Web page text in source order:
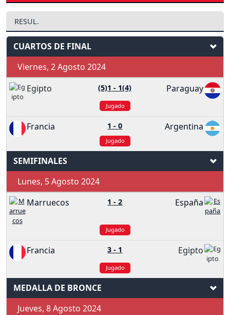
RESUL.
CUARTOS DE FINAL
Viernes, 2 Agosto 2024
Egipto
(5)1 - 1(4) Paraguay
Jugado
Francia 1 -0 Argentina
Jugado
SEMIFINALES
Lunes, 5 Agosto 2024
Marruecos
1 -2 España
Jugado
Francia 3 - 1 Egipto
Jugado
MEDALLA DE BRONCE
Jueves, 8 Agosto 2024